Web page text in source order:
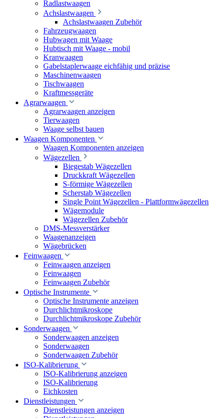
Radlastwaagen
Achslastwaagen
Achslastwaagen Zubehör
Fahrzeugwaagen
Hubwagen mit Waage
Hubtisch mit Waage - mobil
Kranwaagen
Gabelstaplerwaage eichfähig und präzise
Maschinenwaagen
Tischwaagen
Kraftmessgeräte
Agrarwaagen
Agrarwaagen anzeigen
Tierwaagen
Waage selbst bauen
Waagen Komponenten
Waagen Komponenten anzeigen
Wägezellen
Biegestab Wägezellen
Druckkraft Wägezellen
S-förmige Wägezellen
Scherstab Wägezellen
Single Point Wägezellen - Plattformwägezellen
Wägemodule
Wägezellen Zubehör
DMS-Messverstärker
Waagenanzeigen
Wägebrücken
Feinwaagen
Feinwaagen anzeigen
Feinwaagen
Feinwaagen Zubehör
Optische Instrumente
Optische Instrumente anzeigen
Durchlichtmikroskope
Durchlichtmikroskope Zubehör
Sonderwaagen
Sonderwaagen anzeigen
Sonderwaagen
Sonderwaagen Zubehör
ISO-Kalibrierung
ISO-Kalibrierung anzeigen
ISO-Kalibrierung
Eichkosten
Dienstleistungen
Dienstleistungen anzeigen